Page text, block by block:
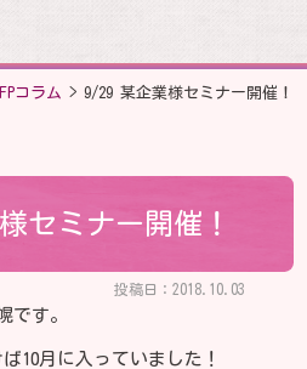
FPコラム > 9/29 某企業様セミナー開催！
セミナー開催！
投稿日：2018.10.03
です。
10月に入っていました！